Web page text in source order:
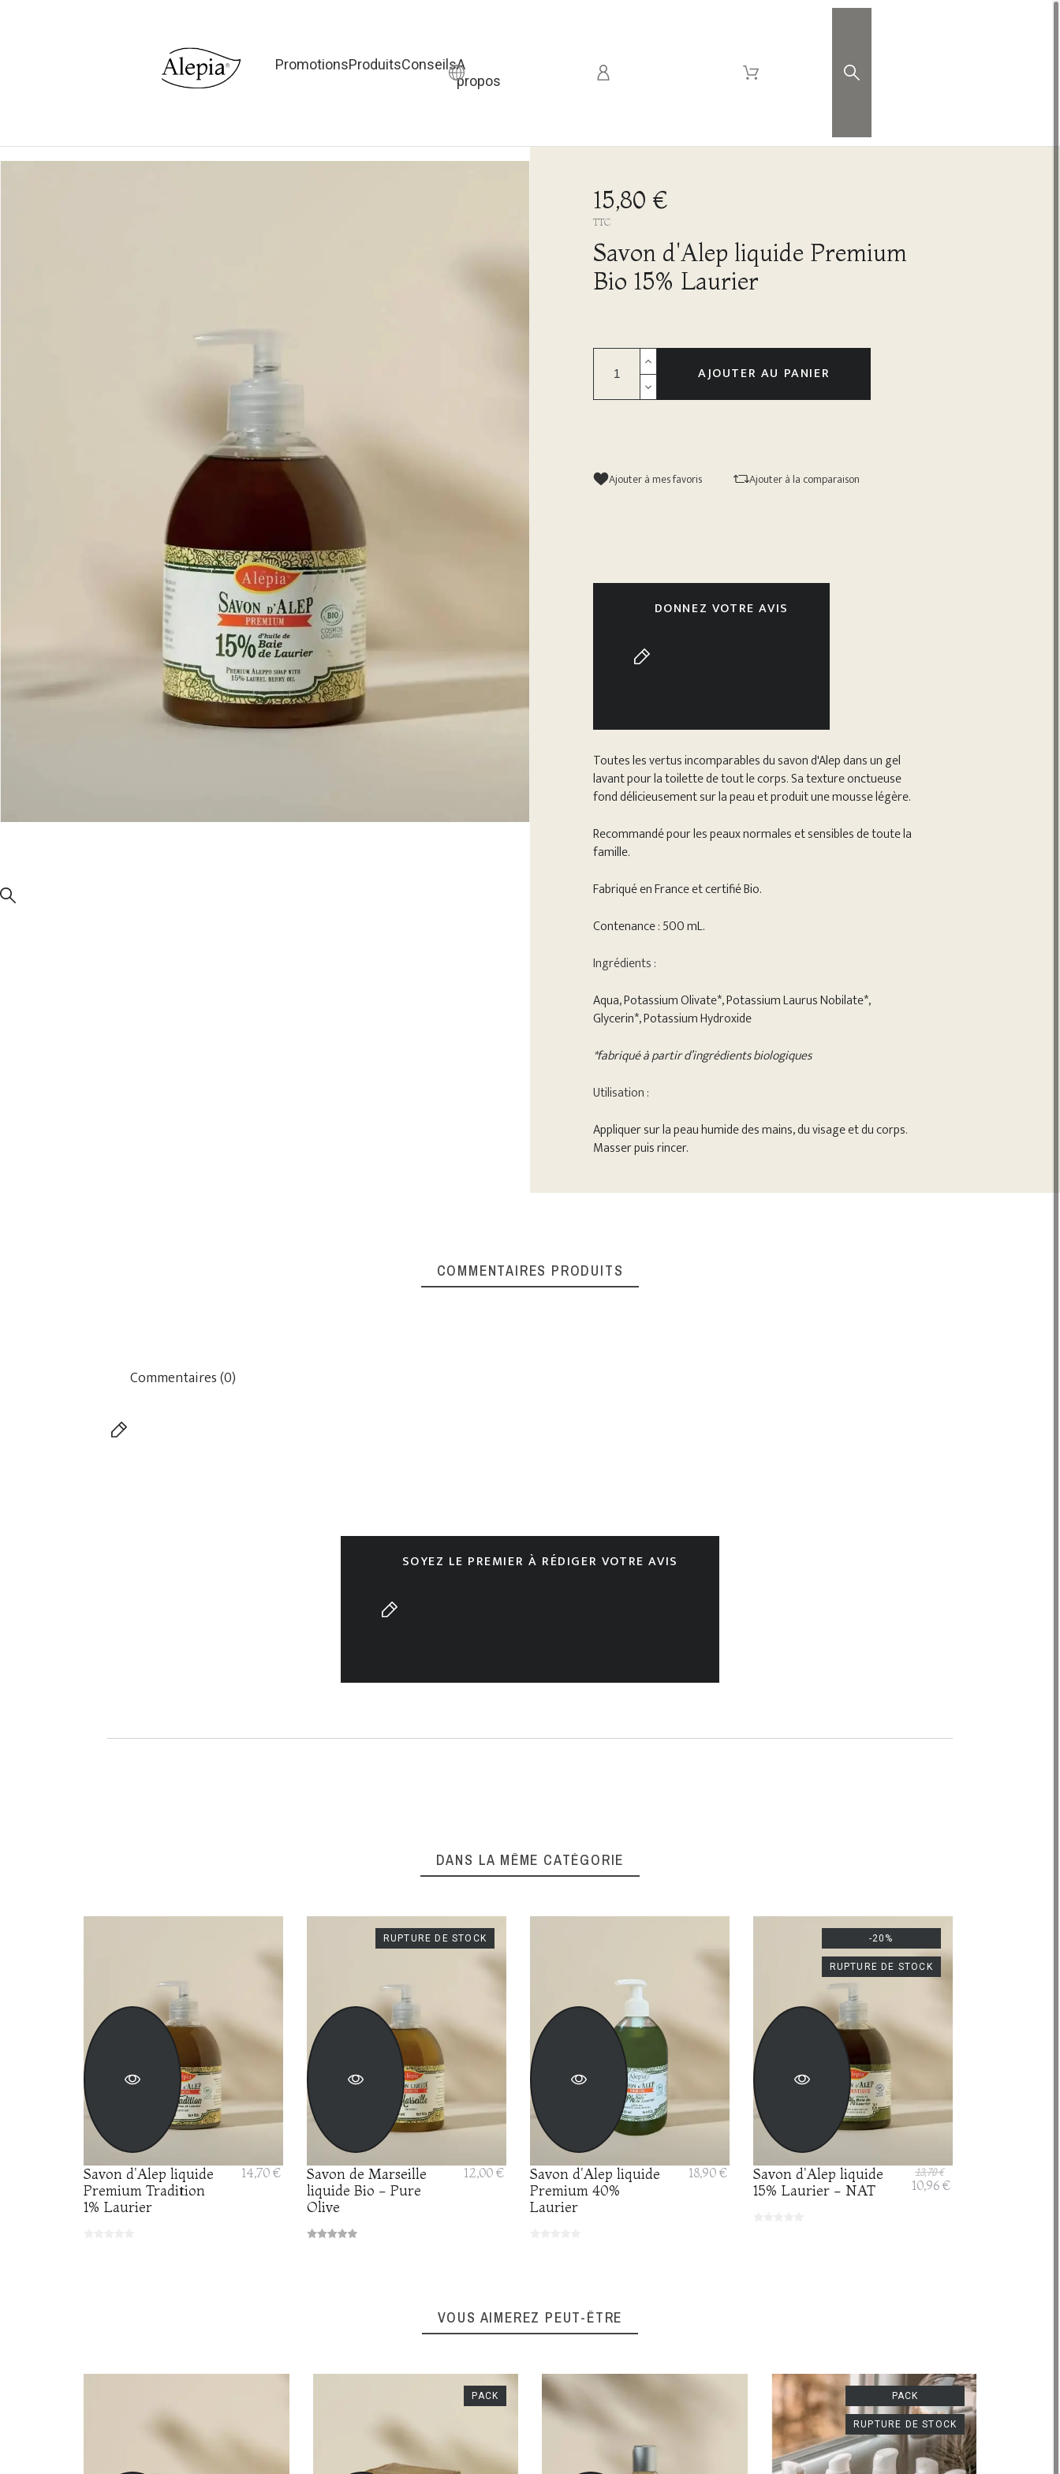
PromotionsProduitsConseilsA
propos
15,80 €
TTC
Savon d'Alep liquide Premium
Bio 15% Laurier
AJOUTER AU PANIER
Ajouter à mes favoris Ajouter à la comparaison
DONNEZ VOTRE AVIS
Toutes les vertus incomparables du savon d'Alep dans un gel
lavant pour la toilette de tout le corps. Sa texture onctueuse
fond délicieusement sur la peau et produit une mousse légère.
Recommandé pour les peaux normales et sensibles de toute la
famille.
Fabriqué en France et certifié Bio.
Contenance : 500 mL.
Ingrédients :
Aqua, Potassium Olivate*, Potassium Laurus Nobilate*,
Glycerin*, Potassium Hydroxide
*fabriqué à partir d’ingrédients biologiques
Utilisation :
Appliquer sur la peau humide des mains, du visage et du corps.
Masser puis rincer.
COMMENTAIRES PRODUITS
Commentaires (0)
SOYEZ LE PREMIER À RÉDIGER VOTRE AVIS
DANS LA MÊME CATÉGORIE
Savon d'Alep liquide
Premium Tradition
1% Laurier
14,70 €
Savon de Marseille
liquide Bio - Pure
Olive
12,00 €
RUPTURE DE STOCK
Savon d'Alep liquide
Premium 40%
Laurier
18,90 €
Savon d'Alep liquide
15% Laurier - NAT
13,70 €
10,96 €
-20%
RUPTURE DE STOCK
VOUS AIMEREZ PEUT-ÊTRE
PACK PACK
RUPTURE DE STOCK